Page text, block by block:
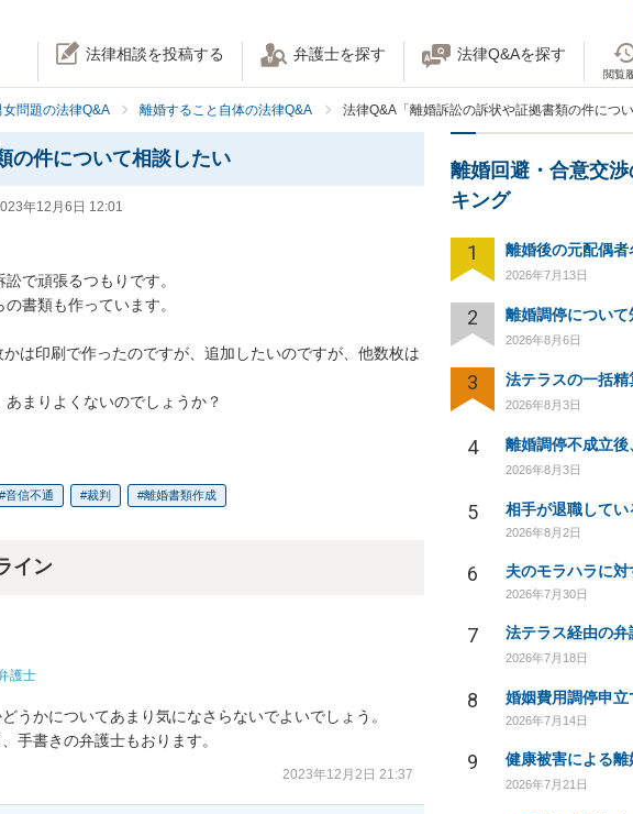
法律相談を投稿する 弁護士を探す 法律Q&Aを探す
閲覧
問題の法律Q&A 離婚すること自体の法律Q&A 法律Q&A「離婚訴訟の訴状や証拠書類の件につい
の件について相談したい
年12月6日 12:01
で頑張るつもりです。
書類も作っています。
は印刷で作ったのですが、追加したいのですが、他数枚は
まりよくないのでしょうか？
音信不通 裁判 離婚書類作成
イン
護士
うかについてあまり気になさらないでよいでしょう。
手書きの弁護士もおります。
2023年12月2日 21:37
離婚回避・合意交
キング
1
2026年7月13日
2 離婚調停について
2026年8月6日
3 法テラスの一括精
2026年8月3日
4
2026年8月3日
5
2026年8月2日
6
2026年7月30日
7
2026年7月18日
8 婚姻費用調停申立
2026年7月14日
9
2026年7月21日